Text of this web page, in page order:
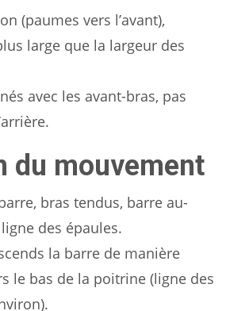
(paumes vers l’avant),
large que la largeur des
avec les avant-bras, pas
du mouvement
bras tendus, barre au-
des épaules.
la barre de manière
le bas de la poitrine (ligne des